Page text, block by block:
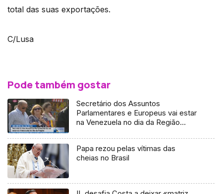
total das suas exportações.
C/Lusa
Pode também gostar
Secretário dos Assuntos
Parlamentares e Europeus vai estar
na Venezuela no dia da Região
Papa rezou pelas vítimas das
cheias no Brasil